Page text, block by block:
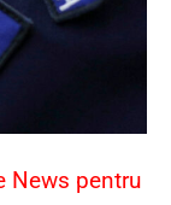
News pentru